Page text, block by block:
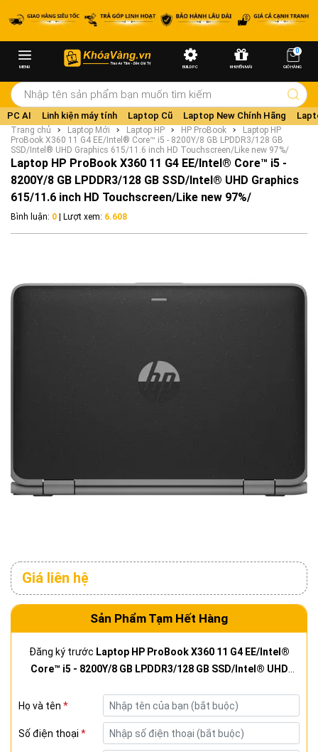
MENU BUILD PC KHUYẾN MÃI
0
GIỎ HÀNG
PC AI Linh kiện máy tính Laptop Cũ Laptop New Chính Hãng
Trang chủ Laptop Mới Laptop HP HP ProBook
Laptop HP
ProBook X360 11 G4 EE/Intel® Core™ i5 - 8200Y/8 GB LPDDR3/128 GB
SSD/Intel® UHD Graphics 615/11.6 inch HD Touchscreen/Like new 97%/
Laptop HP ProBook X360 11 G4 EE/Intel® Core™ i5 -
8200Y/8 GB LPDDR3/128 GB SSD/Intel® UHD Graphics
615/11.6 inch HD Touchscreen/Like new 97%/
Bình luận: 0 | Lượt xem: 6.608
Giá liên hệ
Sản Phẩm Tạm Hết Hàng
Đăng ký trước Laptop HP ProBook X360 11 G4 EE/Intel®
Core™ i5 - 8200Y/8 GB LPDDR3/128 GB SSD/Intel® UHD
Họ và tên *
Số điện thoại *